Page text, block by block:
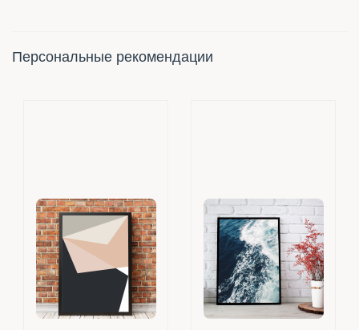
Персональные рекомендации